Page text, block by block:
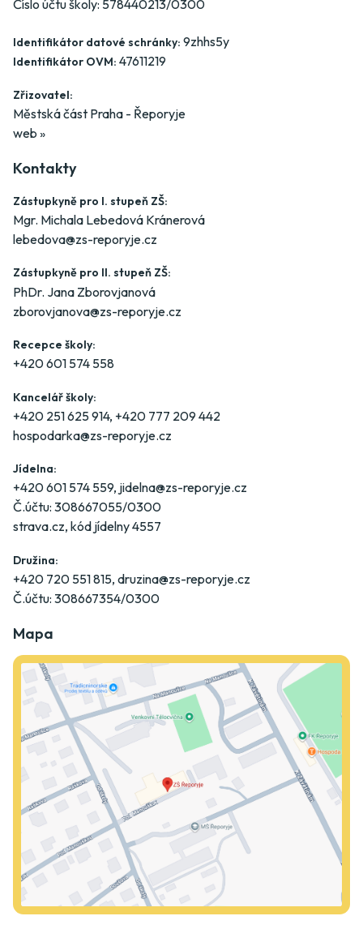
Číslo účtu školy: 578440213/0300
Identifikátor datové schránky: 9zhhs5y
Identifikátor OVM: 47611219
Zřizovatel:
Městská část Praha - Řeporyje
web »
Kontakty
Zástupkyně pro I. stupeň ZŠ:
Mgr. Michala Lebedová Kránerová
lebedova@zs-reporyje.cz
Zástupkyně pro II. stupeň ZŠ:
PhDr. Jana Zborovjanová
zborovjanova@zs-reporyje.cz
Recepce školy:
+420 601 574 558
Kancelář školy:
+420 251 625 914, +420 777 209 442
hospodarka@zs-reporyje.cz
Jídelna:
+420 601 574 559, jidelna@zs-reporyje.cz
Č.účtu: 308667055/0300
strava.cz, kód jídelny 4557
Družina:
+420 720 551 815, druzina@zs-reporyje.cz
Č.účtu: 308667354/0300
Mapa